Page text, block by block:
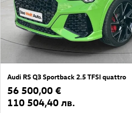
Audi RS Q3 Sportback 2.5 TFSI quattro
56 500,00 €
110 504,40 лв.